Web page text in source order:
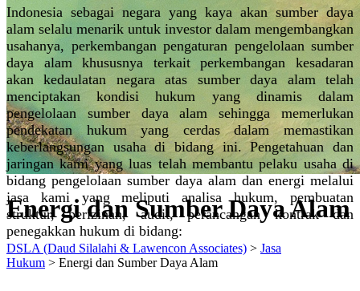
Energi dan Sumber Daya Alam
DSLA (Daud Silalahi & Lawencon Associates) > Jasa
Hukum > Energi dan Sumber Daya Alam
Indonesia sebagai negara yang kaya akan sumber daya
alam selalu menarik untuk investor dalam mengembangkan
usahanya, perkembangan pengaturan pengelolaan sumber
daya alam khususnya terkait perkembangan kesadaran
akan kedaulatan negara atas sumber daya alam telah
menciptakan kondisi hukum yang dinamis dalam
pengelolaan sumber daya alam sehingga memerlukan
pendekatan hukum yang cerdas dalam memastikan
keberlangsungan usaha di bidang ini. Pengetahuan dan
jaringan kami yang luas telah membantu pelaku usaha di
bidang pengelolaan sumber daya alam dan energi melalui
jasa kami yang meliputi analisa hukum, pembuatan
struktur, perizinan, audit, perancangan kontrak dan
penegakkan hukum di bidang: